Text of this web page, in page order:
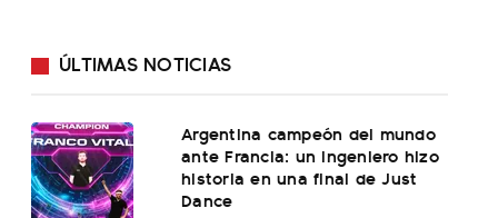
ÚLTIMAS NOTICIAS
Argentina campeón del mundo
ante Francia: un ingeniero hizo
historia en una final de Just
Dance